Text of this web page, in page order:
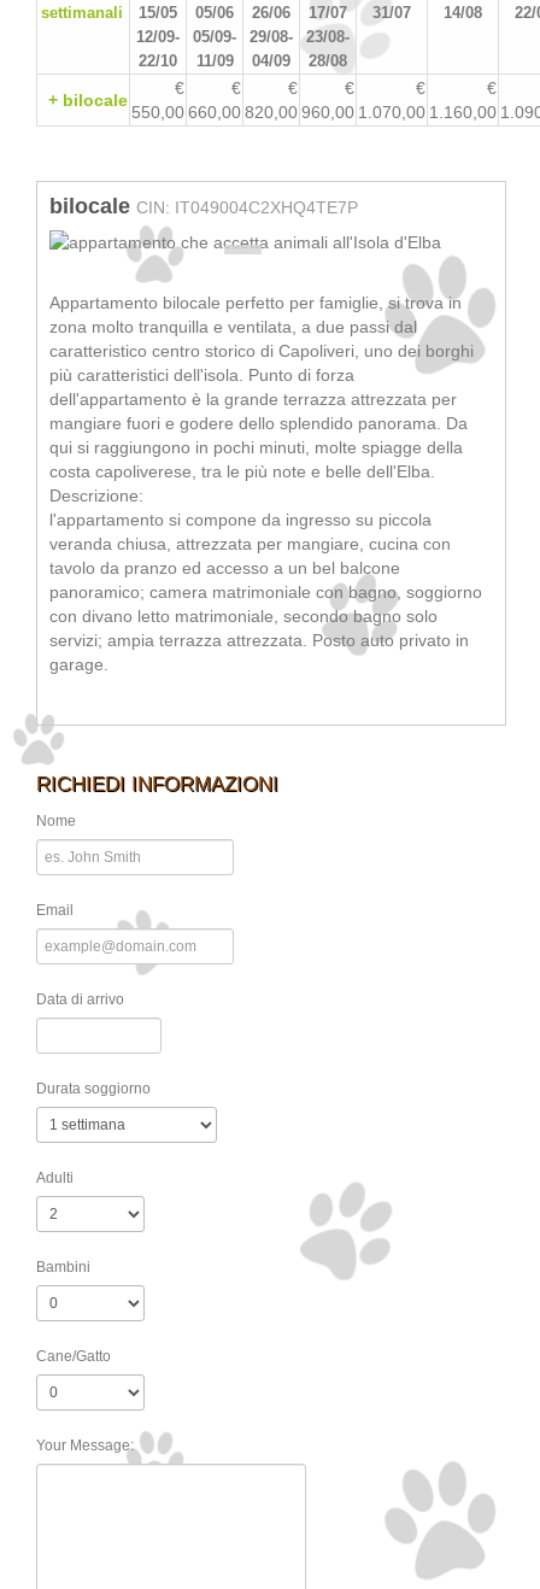
settimanali
15/05
12/09-
22/10
05/06
05/09-
11/09
26/06
29/08-
04/09
17/07
23/08-
28/08
31/07
14/08
22/
+ bilocale
€
550,00
€
660,00
€
820,00
€
960,00
€
1.070,00
€
1.160,00
bilocale CIN: IT049004C2XHQ4TE7P
Appartamento bilocale perfetto per famiglie, si trova in
zona molto tranquilla e ventilata, a due passi dal
caratteristico centro storico di Capoliveri, uno dei borghi
più caratteristici dell'isola. Punto di forza
dell'appartamento è la grande terrazza attrezzata per
mangiare fuori e godere dello splendido panorama. Da
qui si raggiungono in pochi minuti, molte spiagge della
costa capoliverese, tra le più note e belle dell'Elba.
Descrizione:
l'appartamento si compone da ingresso su piccola
veranda chiusa, attrezzata per mangiare, cucina con
tavolo da pranzo ed accesso a un bel balcone
panoramico; camera matrimoniale con bagno, soggiorno
con divano letto matrimoniale, secondo bagno solo
servizi; ampia terrazza attrezzata. Posto auto privato in
garage.
RICHIEDI INFORMAZIONI
Nome
Email
Data di arrivo
Durata soggiorno
Adulti
Bambini
Cane/Gatto
Your Message: